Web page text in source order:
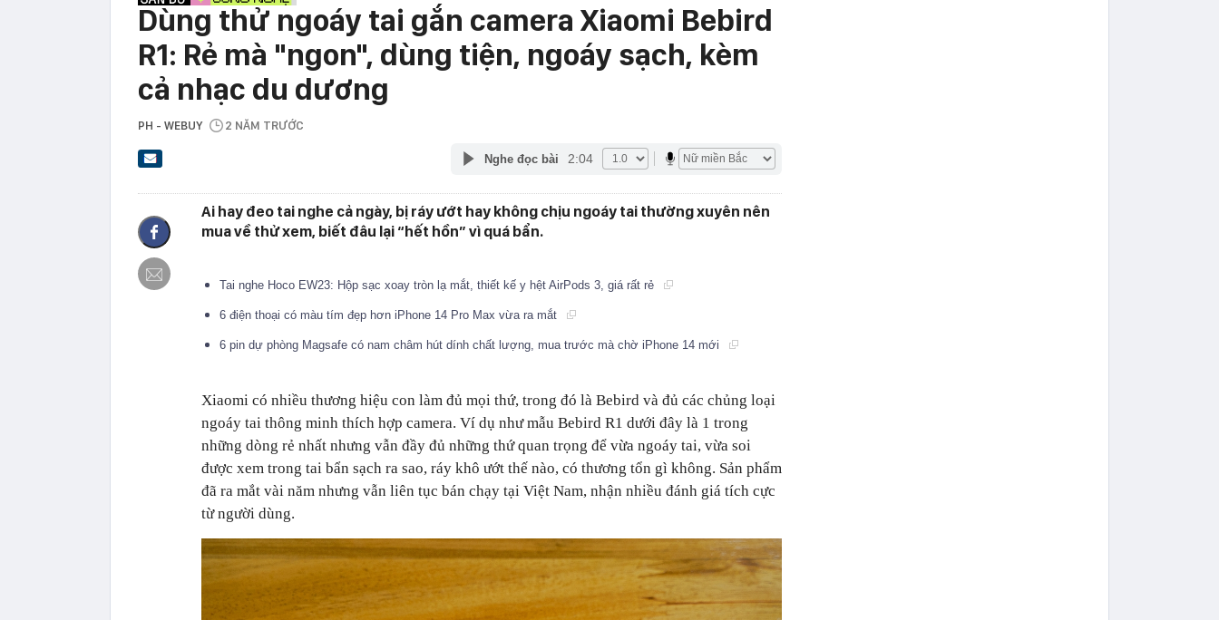
Dùng thử ngoáy tai gắn camera Xiaomi Bebird
R1: Rẻ mà "ngon", dùng tiện, ngoáy sạch, kèm
cả nhạc du dương
PH - WEBUY 2 NĂM TRƯỚC
Nghe đọc bài 2:04
Ai hay đeo tai nghe cả ngày, bị ráy ướt hay không chịu ngoáy tai thường xuyên nên
mua về thử xem, biết đâu lại “hết hồn” vì quá bẩn.
Tai nghe Hoco EW23: Hộp sạc xoay tròn lạ mắt, thiết kế y hệt AirPods 3, giá rất rẻ
6 điện thoại có màu tím đẹp hơn iPhone 14 Pro Max vừa ra mắt
6 pin dự phòng Magsafe có nam châm hút dính chất lượng, mua trước mà chờ iPhone 14 mới
Xiaomi có nhiều thương hiệu con làm đủ mọi thứ, trong đó là Bebird và đủ các chủng loại
ngoáy tai thông minh thích hợp camera. Ví dụ như mẫu Bebird R1 dưới đây là 1 trong
những dòng rẻ nhất nhưng vẫn đầy đủ những thứ quan trọng để vừa ngoáy tai, vừa soi
được xem trong tai bẩn sạch ra sao, ráy khô ướt thế nào, có thương tổn gì không. Sản phẩm
đã ra mắt vài năm nhưng vẫn liên tục bán chạy tại Việt Nam, nhận nhiều đánh giá tích cực
từ người dùng.